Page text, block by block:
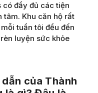
có đầy đủ các tiện
Khu căn hộ rất
tuần tôi đều đến
luyện sức khỏe
của Thành